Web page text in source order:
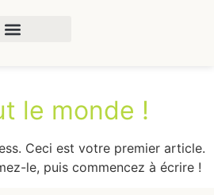
le monde !
Ceci est votre premier article.
le, puis commencez à écrire !